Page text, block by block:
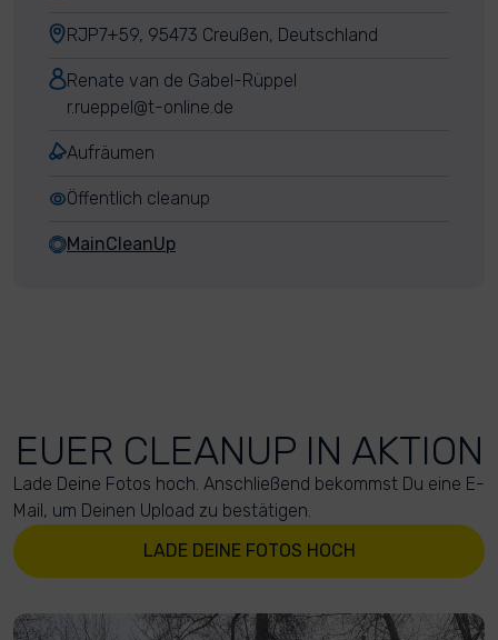
RJP7+59, 95473 Creußen, Deutschland
Renate van de Gabel-Rüppel
r.rueppel@t-online.de
Aufräumen
Öffentlich cleanup
MainCleanUp
EUER CLEANUP IN AKTION
Lade Deine Fotos hoch. Anschließend bekommst Du eine E-
Mail, um Deinen Upload zu bestätigen.
LADE DEINE FOTOS HOCH